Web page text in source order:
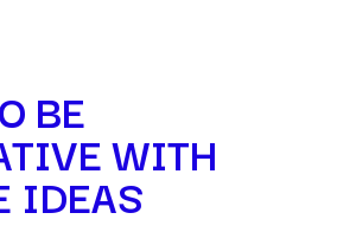
BE
WITH
IDEAS